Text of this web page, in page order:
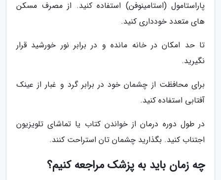
پاراستامول (استامینوفن) استفاده کنید. از مصرف مسکن
های متعدد خودداری کنید.
تا حد امکان در خانه مانده و در برابر نور خورشید قرار
نگیرید.
برای محافظت از چشمان خود در برابر گرد و غبار از عینک
آفتابی استفاده کنید.
در طول دوره درمان از خواندن کتاب یا تماشای تلویزیون
اجتناب کنید. بگذارید چشمان تان استراحت کنند.
چه زمان باید به پزشک مراجعه کنیم؟